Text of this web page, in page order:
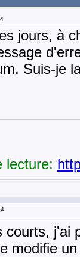
jours, à
Suis-je
lecture:
courts, j'ai
modifie